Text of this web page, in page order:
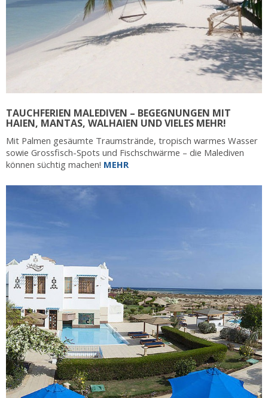
TAUCHFERIEN MALEDIVEN – BEGEGNUNGEN MIT
HAIEN, MANTAS, WALHAIEN UND VIELES MEHR!
Mit Palmen gesäumte Traumstrände, tropisch warmes Wasser
sowie Grossfisch-Spots und Fischschwärme – die Malediven
können süchtig machen! MEHR